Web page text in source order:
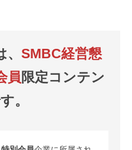
、SMBC経営懇
員 限定コンテン
。